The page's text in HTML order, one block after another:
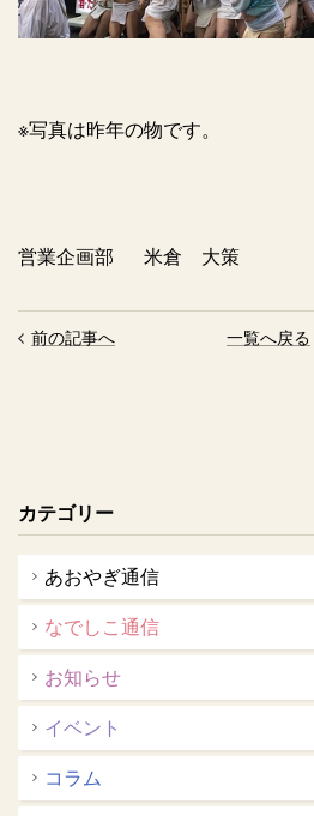
※写真は昨年の物です。
営業企画部 米倉 大策
前の記事へ 一覧へ戻る
カテゴリー
あおやぎ通信
なでしこ通信
お知らせ
イベント
コラム